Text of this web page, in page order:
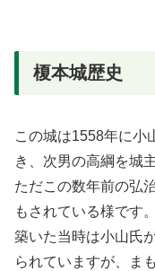
榎本城歴史
この城は1558年に小
き、次男の高綱を城
ただこの数年前の弘
もされている様です。
築いた当時は小山氏
られていますが、ま